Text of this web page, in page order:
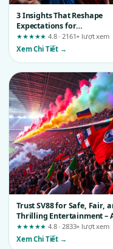
3 Insights That Reshape
Expectations for
Professional Casino Room
Experiences at mu88top.net
★★★★★4.8 · 2161+ lượt xem
Xem Chi Tiết →
Trust SV88 for Safe, Fair,
Thrilling Entertainment –
Verification Checklist
★★★★★4.8 · 2833+ lượt xem
Xem Chi Tiết →